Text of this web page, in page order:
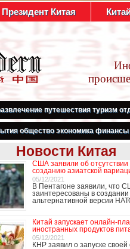
Президент Китая
путешествия туризм
общество экономика финансы
Новости Китая
США заявили об отсутствии
созданию азиатской
05/12/2021
В Пентагоне заявили, что
заинтересованы в создании
альтернативной версии
Китай запускает онлайн-
иностранных продуктов
05/12/2021
КНР заявил о запуске